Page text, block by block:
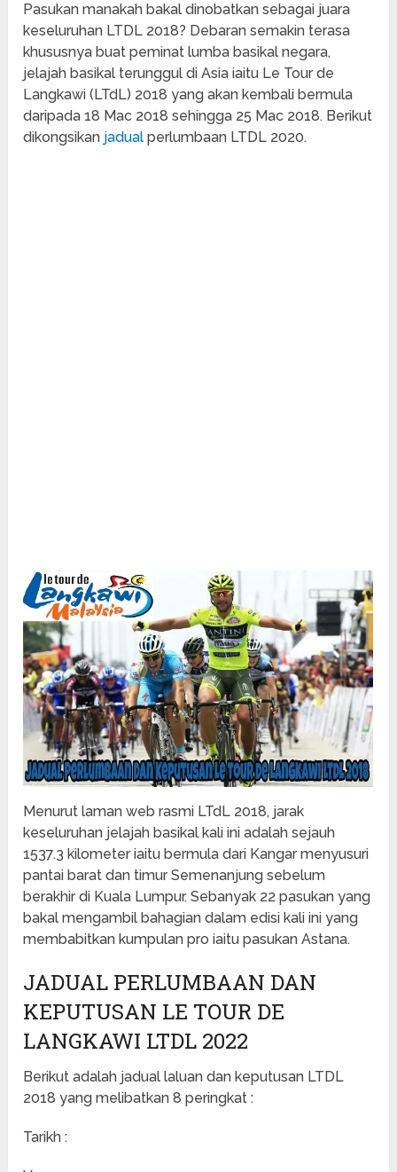
Pasukan manakah bakal dinobatkan sebagai juara
keseluruhan LTDL 2018? Debaran semakin terasa
khususnya buat peminat lumba basikal negara,
jelajah basikal terunggul di Asia iaitu Le Tour de
Langkawi (LTdL) 2018 yang akan kembali bermula
daripada 18 Mac 2018 sehingga 25 Mac 2018. Berikut
dikongsikan jadual perlumbaan LTDL 2020.
Menurut laman web rasmi LTdL 2018, jarak
keseluruhan jelajah basikal kali ini adalah sejauh
1537.3 kilometer iaitu bermula dari Kangar menyusuri
pantai barat dan timur Semenanjung sebelum
berakhir di Kuala Lumpur. Sebanyak 22 pasukan yang
bakal mengambil bahagian dalam edisi kali ini yang
membabitkan kumpulan pro iaitu pasukan Astana.
JADUAL PERLUMBAAN DAN
KEPUTUSAN LE TOUR DE
LANGKAWI LTDL 2022
Berikut adalah jadual laluan dan keputusan LTDL
2018 yang melibatkan 8 peringkat :
Tarikh :